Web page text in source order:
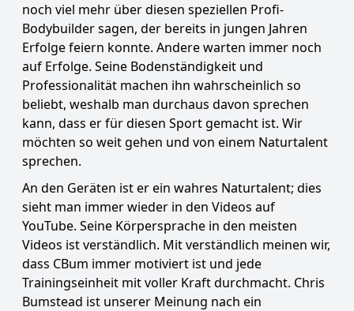
noch viel mehr über diesen speziellen Profi-
Bodybuilder sagen, der bereits in jungen Jahren
Erfolge feiern konnte. Andere warten immer noch
auf Erfolge. Seine Bodenständigkeit und
Professionalität machen ihn wahrscheinlich so
beliebt, weshalb man durchaus davon sprechen
kann, dass er für diesen Sport gemacht ist. Wir
möchten so weit gehen und von einem Naturtalent
sprechen.
An den Geräten ist er ein wahres Naturtalent; dies
sieht man immer wieder in den Videos auf
YouTube. Seine Körpersprache in den meisten
Videos ist verständlich. Mit verständlich meinen wir,
dass CBum immer motiviert ist und jede
Trainingseinheit mit voller Kraft durchmacht. Chris
Bumstead ist unserer Meinung nach ein